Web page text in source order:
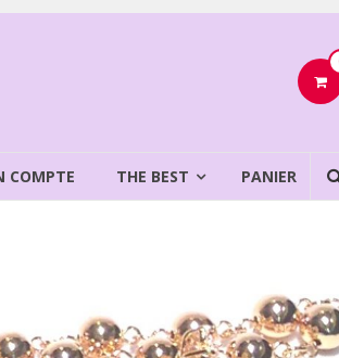
COMPTE THE BEST PANIER